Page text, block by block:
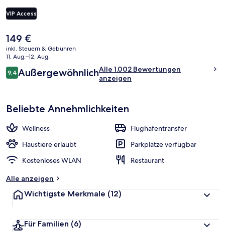
Bar/Lounge, Fitnessmöglichkeiten und eine Sauna sprechen für
dieses Hotel im luxuriösen Stil. Das hilfsbereite Personal und der
Reisenden. Die Unterkunft ist nur einen kurzen Fußmarsch von den
öffentlichen Verkehrsmitteln entfernt: Zur U-Bahn läuft man 4
Minuten (U-Bahnhof Hausvogteiplatz) bzw. 5 Minuten (U-Bahnhof
Französische Straße).
VIP Access
Der
aktuelle
Preis
149 €.
149 €
inkl. Steuern & Gebühren
11. Aug.–12. Aug.
Bewertungen
9,49,4 von 10.
AußergewöhnlichAlle 1.002 Bewertungen
anzeigen
Beliebte Annehmlichkeiten
Wellness
Flughafentransfer
Haustiere erlaubt
Parkplätze verfügbar
Kostenloses WLAN
Restaurant
Alle anzeigen
Wichtigste Merkmale (12)
Für Familien (6)